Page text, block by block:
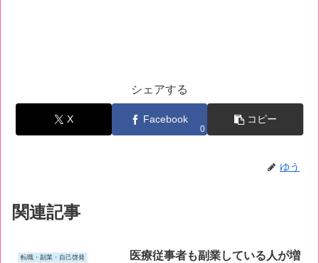
シェアする
X Facebook
0
コピー
ゆう
関連記事
転職・副業・自己啓発
医療従事者も副業している人が増